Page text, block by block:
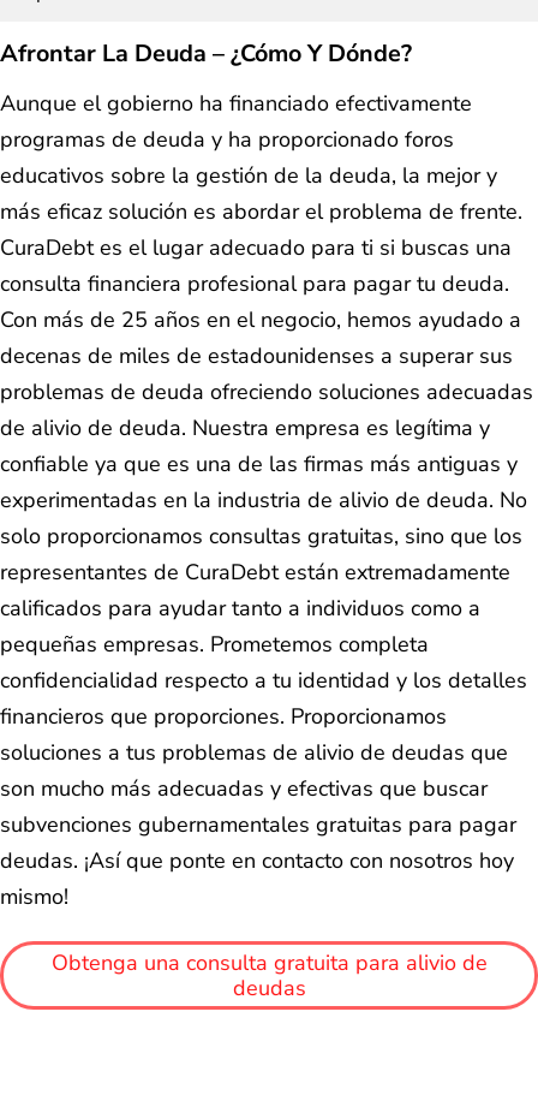
Afrontar La Deuda – ¿Cómo Y Dónde?
Aunque el gobierno ha financiado efectivamente
programas de deuda y ha proporcionado foros
educativos sobre la gestión de la deuda, la mejor y
más eficaz solución es abordar el problema de frente.
CuraDebt es el lugar adecuado para ti si buscas una
consulta financiera profesional para pagar tu deuda.
Con más de 25 años en el negocio, hemos ayudado a
decenas de miles de estadounidenses a superar sus
problemas de deuda ofreciendo soluciones adecuadas
de alivio de deuda. Nuestra empresa es legítima y
confiable ya que es una de las firmas más antiguas y
experimentadas en la industria de alivio de deuda. No
solo proporcionamos consultas gratuitas, sino que los
representantes de CuraDebt están extremadamente
calificados para ayudar tanto a individuos como a
pequeñas empresas. Prometemos completa
confidencialidad respecto a tu identidad y los detalles
financieros que proporciones. Proporcionamos
soluciones a tus problemas de alivio de deudas que
son mucho más adecuadas y efectivas que buscar
subvenciones gubernamentales gratuitas para pagar
deudas. ¡Así que ponte en contacto con nosotros hoy
mismo!
Obtenga una consulta gratuita para alivio de
deudas